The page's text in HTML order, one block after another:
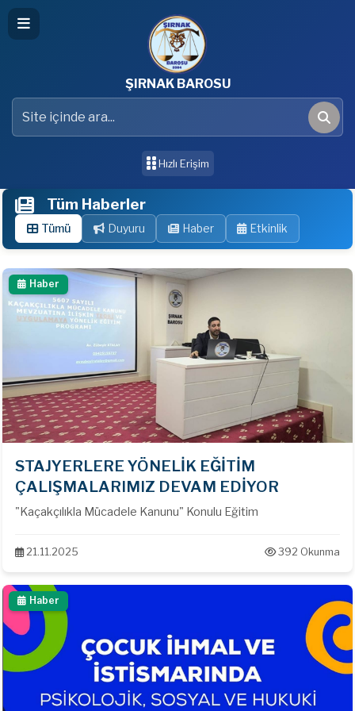
ŞIRNAK BAROSU
Site içinde ara
Ara
Hızlı Erişim
Tüm Haberler
Tümü Duyuru Haber Etkinlik
Haber
STAJYERLERE YÖNELİK EĞİTİM
ÇALIŞMALARIMIZ DEVAM EDİYOR
"Kaçakçılıkla Mücadele Kanunu" Konulu Eğitim
21.11.2025 392 Okunma
Haber